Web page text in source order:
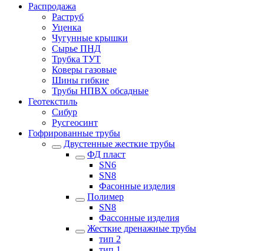
Распродажа
Раструб
Уценка
Чугунные крышки
Сырье ПНД
Трубка ТУТ
Коверы газовые
Шины гибкие
Трубы НПВХ обсадные
Геотекстиль
Сибур
Русгеосинт
Гофрированные трубы
Двустенные жесткие трубы
ФД пласт
SN6
SN8
Фасонные изделия
Полимер
SN8
Фассонные изделия
Жесткие дренажные трубы
тип 2